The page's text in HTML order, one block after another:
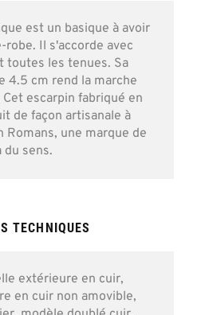
est un basique à avoir
robe. Il s'accorde avec
toutes les tenues. Sa
4.5 cm rend la marche
escarpin fabriqué en
de façon artisanale à
Romans, une marque de
du sens.
TECHNIQUES
extérieure en cuir,
en cuir non amovible,